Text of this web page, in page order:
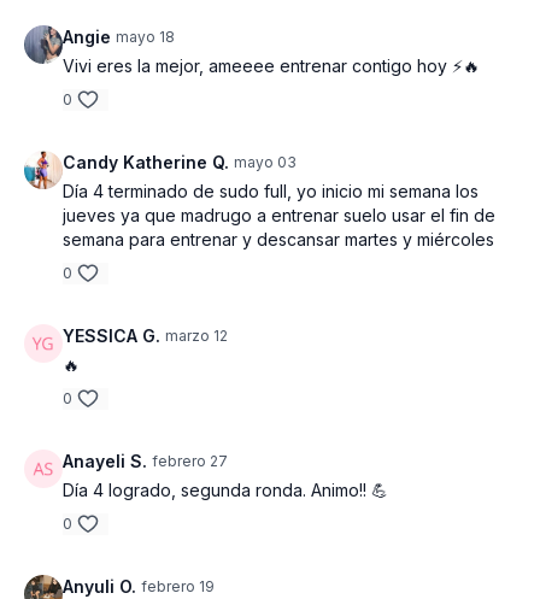
Angie mayo 18
Vivi eres la mejor, ameeee entrenar contigo hoy ⚡️🔥
0
Candy Katherine Q. mayo 03
Día 4 terminado de sudo full, yo inicio mi semana los
jueves ya que madrugo a entrenar suelo usar el fin de
semana para entrenar y descansar martes y miércoles
0
YESSICA G. marzo 12
🔥
0
Anayeli S. febrero 27
Día 4 logrado, segunda ronda. Animo!! 💪
0
Anyuli O. febrero 19